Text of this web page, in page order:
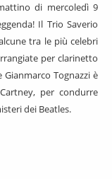
di mercoledì 9
Il Trio Saverio
tra le più celebri
per clarinetto
Tognazzi è
per condurre
dei Beatles.